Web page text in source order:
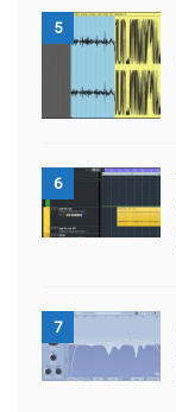
5
6
7